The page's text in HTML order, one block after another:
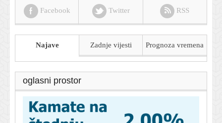
Facebook Twitter RSS
Najave Zadnje vijesti Prognoza vremena
oglasni prostor